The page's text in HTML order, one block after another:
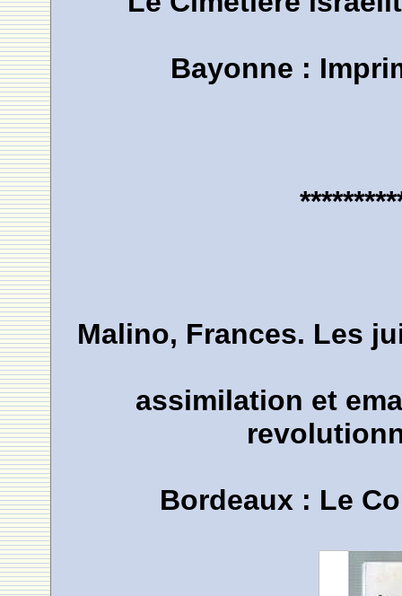
Bayonne :
Malino, Frances. Les
assimilation et
Bordeaux : Le